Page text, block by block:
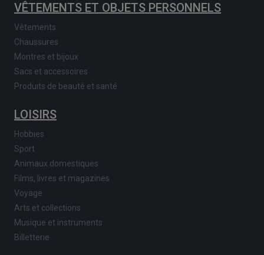
VÊTEMENTS ET OBJETS PERSONNELS
Vêtements
Chaussures
Montres et bijoux
Sacs et accessoires
Produits de beauté et santé
LOISIRS
Hobbies
Sport
Animaux domestiques
Films, livres et magazines
Voyage
Arts et collections
Musique et instruments
Billetterie